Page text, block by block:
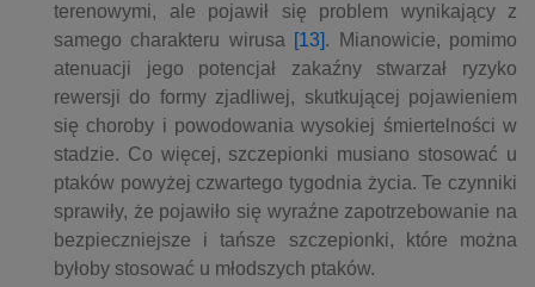
terenowymi, ale pojawił się problem wynikający z
samego charakteru wirusa [13]. Mianowicie, pomimo
atenuacji jego potencjał zakaźny stwarzał ryzyko
rewersji do formy zjadliwej, skutkującej pojawieniem
się choroby i powodowania wysokiej śmiertelności w
stadzie. Co więcej, szczepionki musiano stosować u
ptaków powyżej czwartego tygodnia życia. Te czynniki
sprawiły, że pojawiło się wyraźne zapotrzebowanie na
bezpieczniejsze i tańsze szczepionki, które można
byłoby stosować u młodszych ptaków.